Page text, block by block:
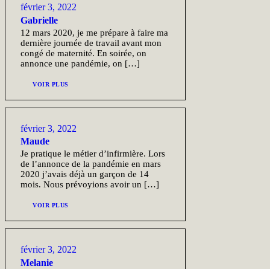
février 3, 2022
Gabrielle
12 mars 2020, je me prépare à faire ma
dernière journée de travail avant mon
congé de maternité. En soirée, on
annonce une pandémie, on […]
VOIR PLUS
février 3, 2022
Maude
Je pratique le métier d’infirmière. Lors
de l’annonce de la pandémie en mars
2020 j’avais déjà un garçon de 14
mois. Nous prévoyions avoir un […]
VOIR PLUS
février 3, 2022
Melanie